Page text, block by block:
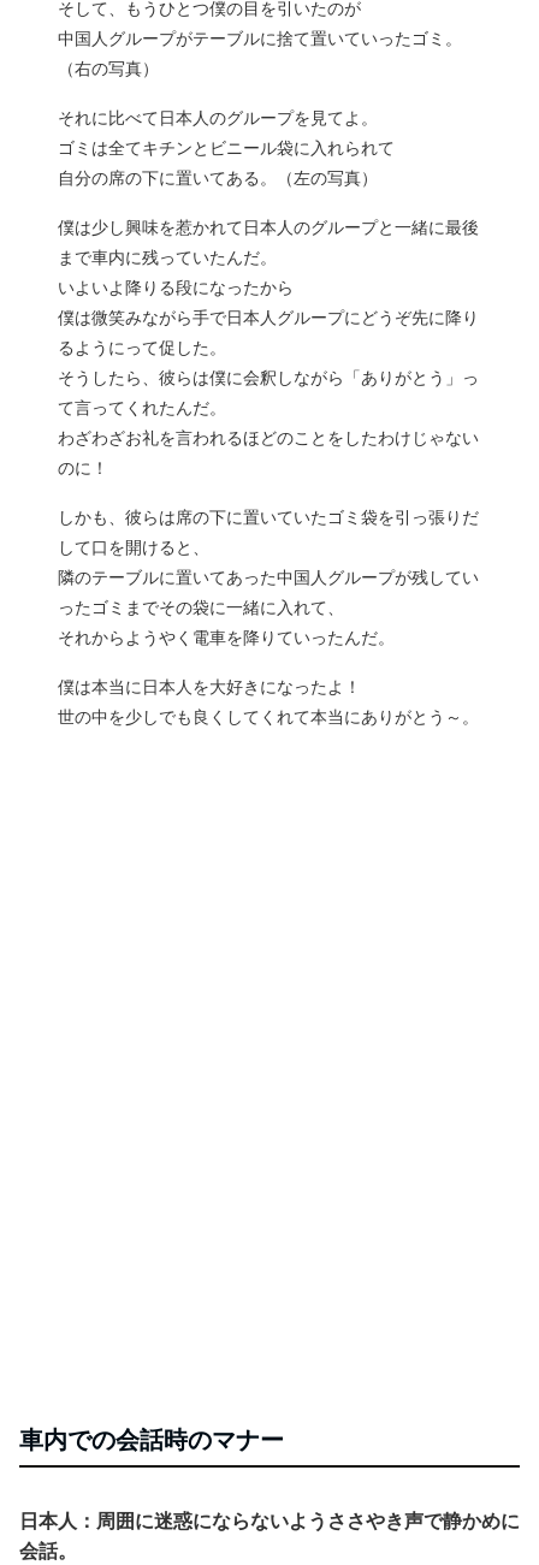
そして、もうひとつ僕の目を引いたのが
中国人グループがテーブルに捨て置いていったゴミ。
（右の写真）
それに比べて日本人のグループを見てよ。
ゴミは全てキチンとビニール袋に入れられて
自分の席の下に置いてある。（左の写真）
僕は少し興味を惹かれて日本人のグループと一緒に最後
まで車内に残っていたんだ。
いよいよ降りる段になったから
僕は微笑みながら手で日本人グループにどうぞ先に降り
るようにって促した。
そうしたら、彼らは僕に会釈しながら「ありがとう」っ
て言ってくれたんだ。
わざわざお礼を言われるほどのことをしたわけじゃない
のに！
しかも、彼らは席の下に置いていたゴミ袋を引っ張りだ
して口を開けると、
隣のテーブルに置いてあった中国人グループが残してい
ったゴミまでその袋に一緒に入れて、
それからようやく電車を降りていったんだ。
僕は本当に日本人を大好きになったよ！
世の中を少しでも良くしてくれて本当にありがとう～。
車内での会話時のマナー
日本人：周囲に迷惑にならないようささやき声で静かめに
会話。